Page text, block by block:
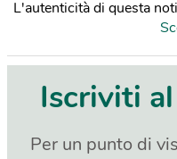
L'autenticità di questa
Iscriviti
Per un punto di